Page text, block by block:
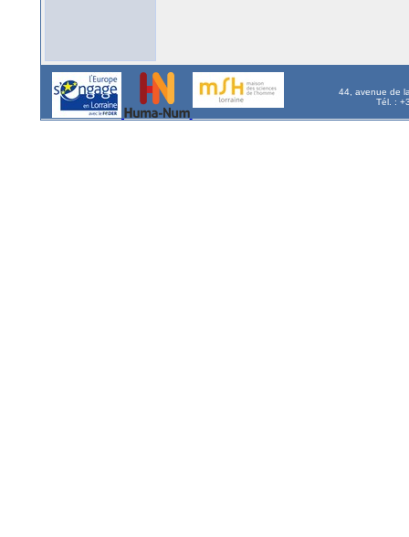
44, avenue de
Tél. :